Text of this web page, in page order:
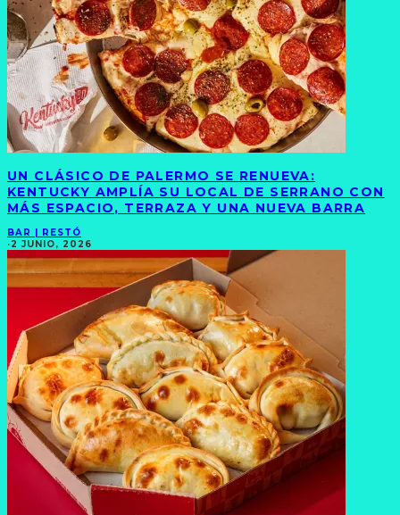
UN CLÁSICO DE PALERMO SE RENUEVA:
KENTUCKY AMPLÍA SU LOCAL DE SERRANO CON
MÁS ESPACIO, TERRAZA Y UNA NUEVA BARRA
BAR | RESTÓ
·2 JUNIO, 2026